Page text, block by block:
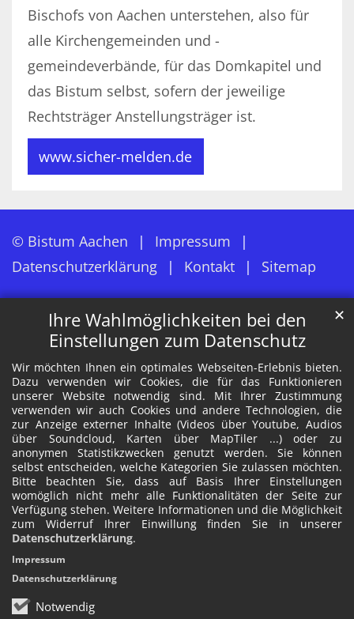
Ihre Wahlmöglichkeiten bei den
Einstellungen zum Datenschutz
Wir möchten Ihnen ein optimales Webseiten-Erlebnis bieten.
Dazu verwenden wir Cookies, die für das Funktionieren
unserer Website notwendig sind. Mit Ihrer Zustimmung
verwenden wir auch Cookies und andere Technologien, die
zur Anzeige externer Inhalte (Videos über Youtube, Audios
über Soundcloud, Karten über MapTiler ...) oder zu
anonymen Statistikzwecken genutzt werden. Sie können
selbst entscheiden, welche Kategorien Sie zulassen möchten.
Bitte beachten Sie, dass auf Basis Ihrer Einstellungen
womöglich nicht mehr alle Funktionalitäten der Seite zur
Verfügung stehen. Weitere Informationen und die Möglichkeit
zum Widerruf Ihrer Einwillung finden Sie in unserer
Datenschutzerklärung.
Notwendig
✕
Impressum
Datenschutzerklärung
Bischofs von Aachen unterstehen, also für
alle Kirchengemeinden und -
gemeindeverbände, für das Domkapitel und
das Bistum selbst, sofern der jeweilige
Rechtsträger Anstellungsträger ist.
www.sicher-melden.de
© Bistum Aachen
Impressum
Datenschutzerklärung
Kontakt Sitemap